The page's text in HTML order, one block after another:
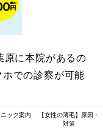
原に本院があるの
での診察が可能
が増えている中
ック案内
【女性の薄毛】原因・
対策